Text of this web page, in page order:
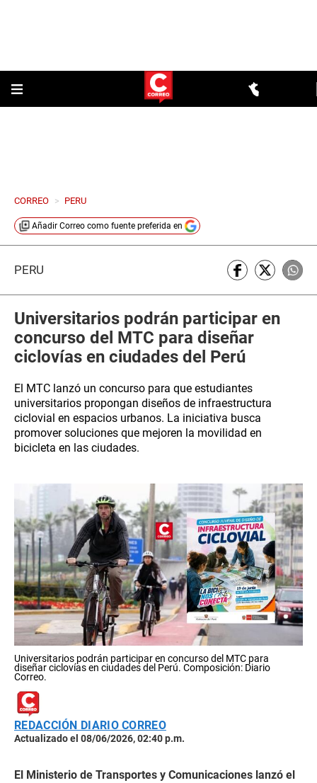
CORREO > PERU
Añadir Correo como fuente preferida en
PERÚ
Universitarios podrán participar en
concurso del MTC para diseñar
ciclovías en ciudades del Perú
El MTC lanzó un concurso para que estudiantes
universitarios propongan diseños de infraestructura
ciclovial en espacios urbanos. La iniciativa busca
promover soluciones que mejoren la movilidad en
bicicleta en las ciudades.
Universitarios podrán participar en concurso del MTC para
diseñar ciclovías en ciudades del Perú. Composición: Diario
Correo.
REDACCIÓN DIARIO CORREO
Actualizado el 08/06/2026, 02:40 p.m.
El Ministerio de Transportes y Comunicaciones lanzó el